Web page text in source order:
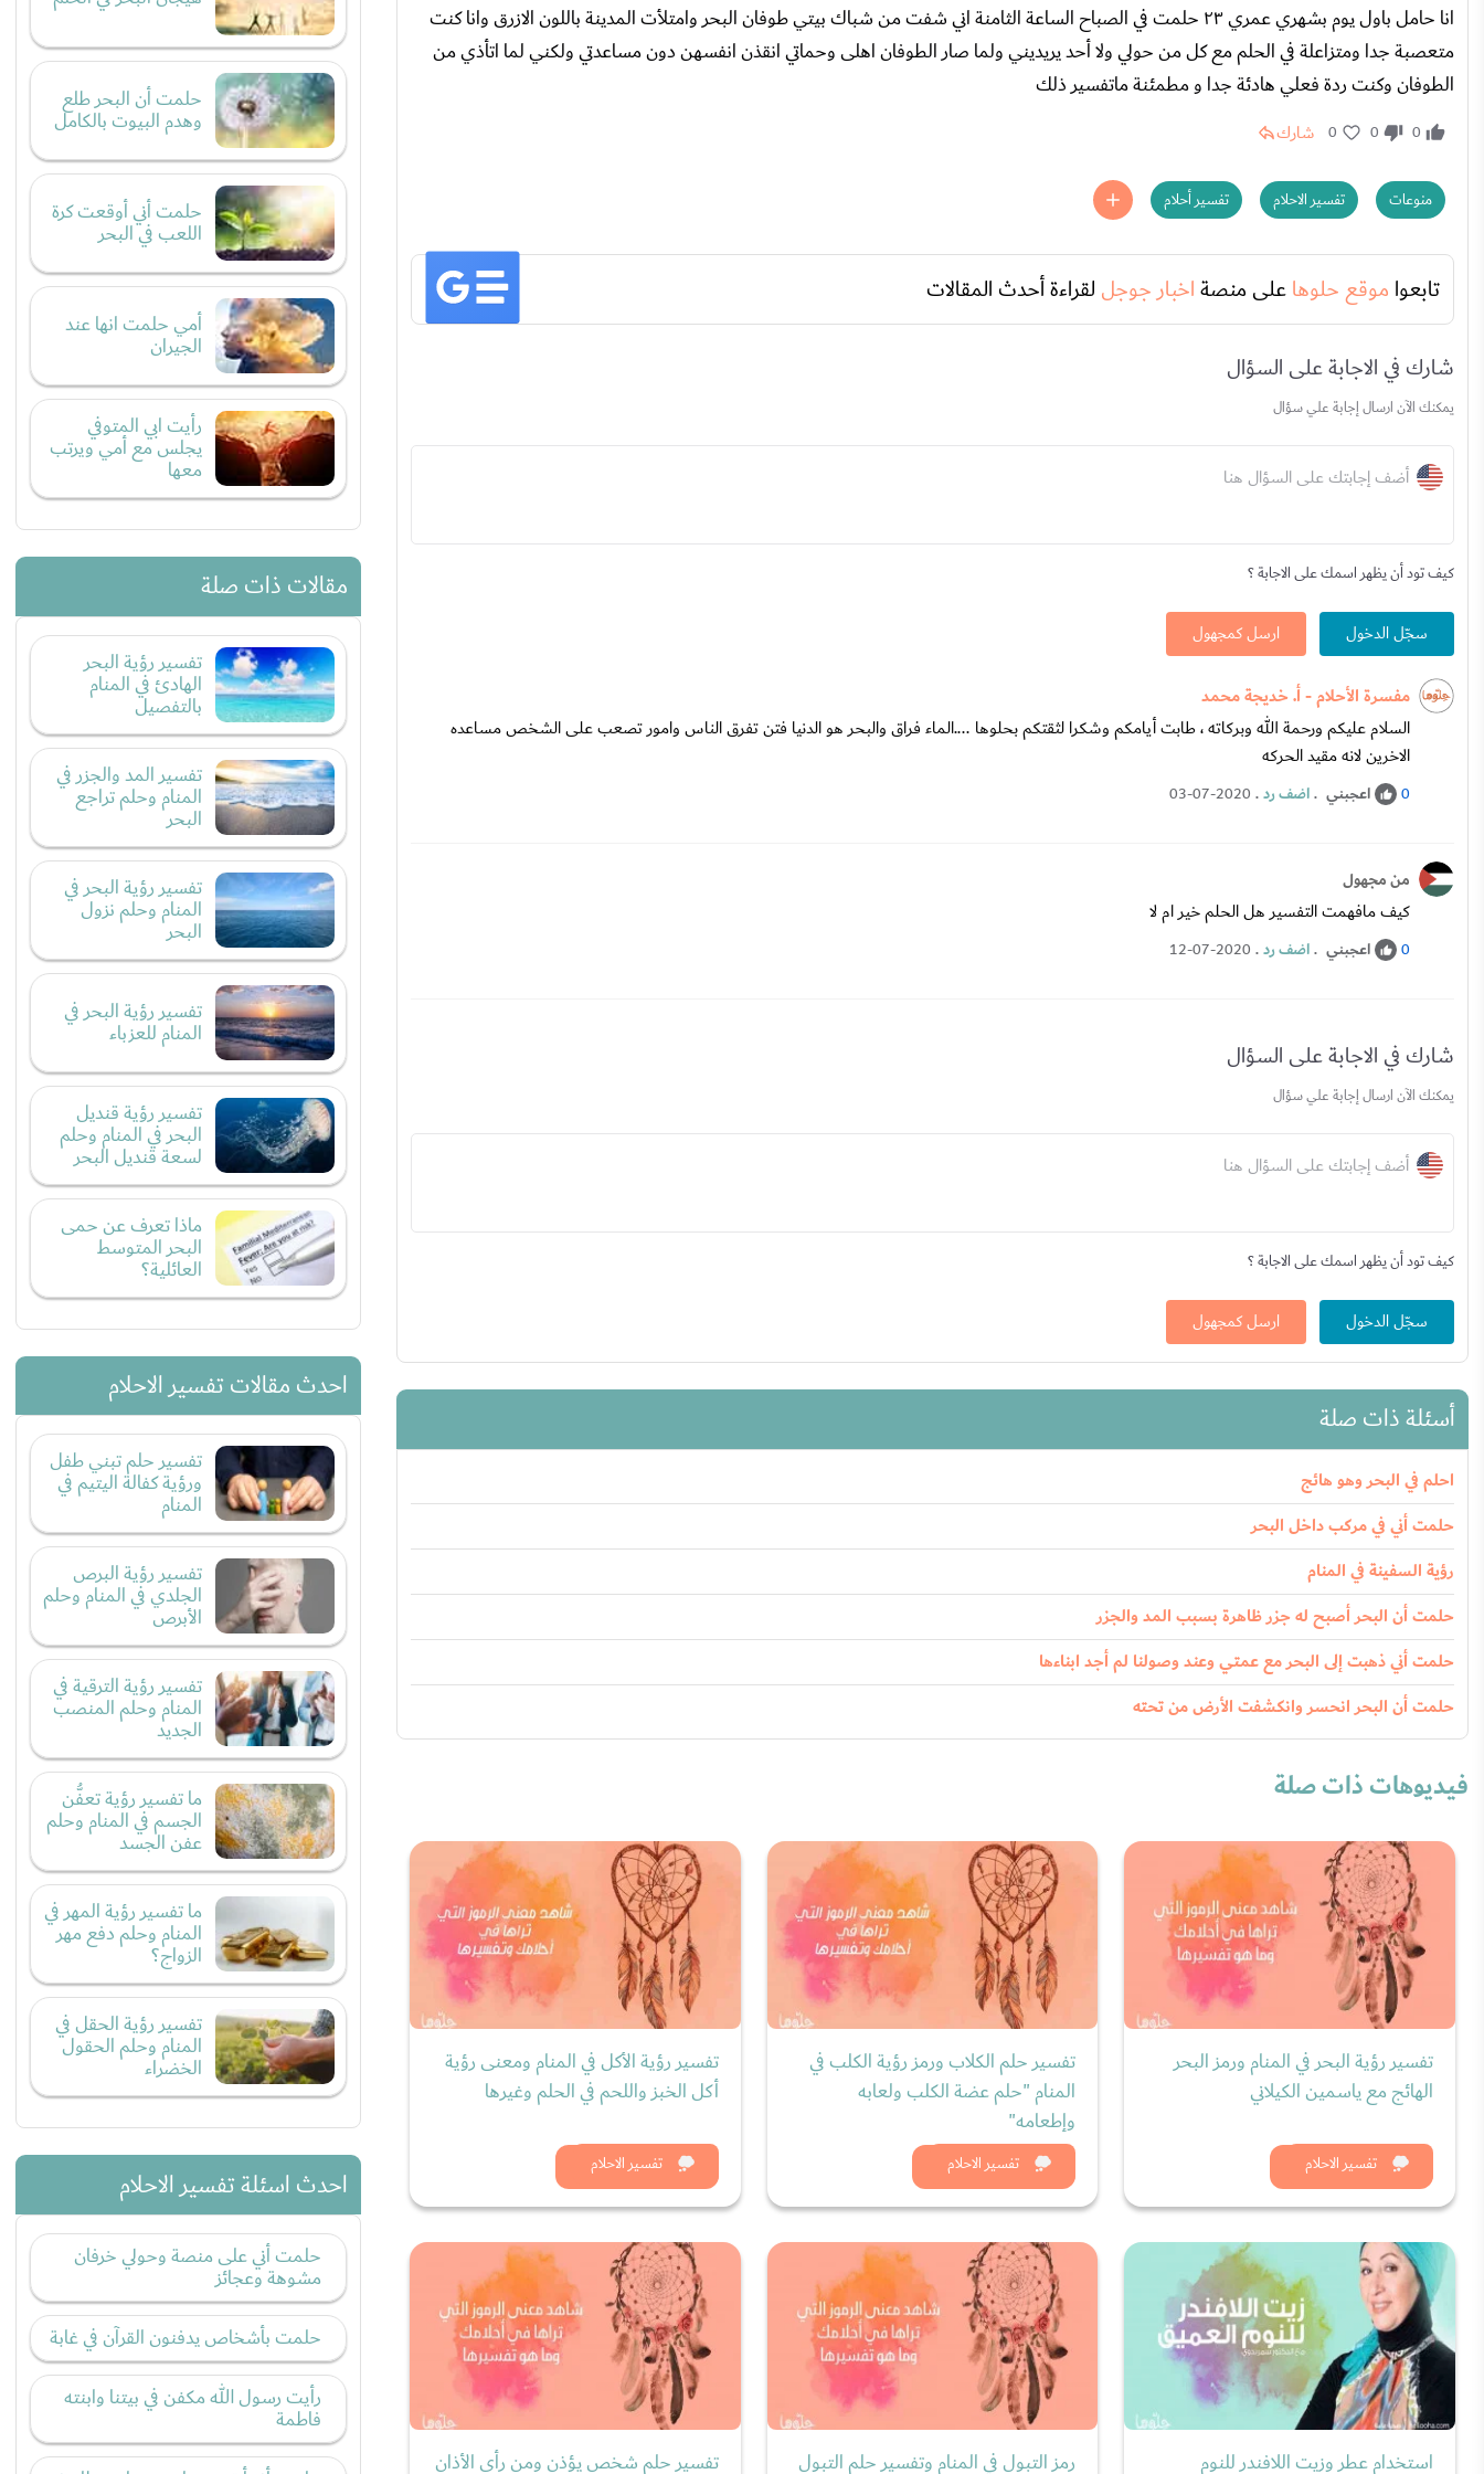
انا حامل باول يوم بشهري عمري ٢٣ حلمت في الصباح الساعة الثامنة اني شفت من شباك بيتي طوفان البحر وامتلأت المدينة باللون الازرق وانا كنت
متعصبة جدا ومتزاعلة في الحلم مع كل من حولي ولا أحد يريديني ولما صار الطوفان اهلى وحماتي انقذن انفسهن دون مساعدتي ولكني لما اتأذي من
الطوفان وكنت ردة فعلي هادئة جدا و مطمئنة ماتفسير ذلك
0
0
0 شارك
منوعات تفسير الاحلام تفسير أحلام
تابعوا موقع حلوهاعلى منصةاخبار جوجل لقراءة أحدث المقالات
شارك في الاجابة على السؤال
يمكنك الآن ارسال إجابة علي سؤال
أضف إجابتك على السؤال هنا
كيف تود أن يظهر اسمك على الاجابة ؟
سجّل الدخول ارسل كمجهول
مفسرة الأحلام - أ. خديجة محمد
السلام عليكم ورحمة الله وبركاته ، طابت أيامكم وشكرا لثقتكم بحلوها ....الماء فراق والبحر هو الدنيا فتن تفرق الناس وامور تصعب على الشخص مساعده
الاخرين لانه مقيد الحركه
0 اعجبني .اضف رد.
03-07-2020
من مجهول
كيف مافهمت التفسير هل الحلم خير ام لا
0 اعجبني .اضف رد.
12-07-2020
شارك في الاجابة على السؤال
يمكنك الآن ارسال إجابة علي سؤال
أضف إجابتك على السؤال هنا
كيف تود أن يظهر اسمك على الاجابة ؟
سجّل الدخول ارسل كمجهول
أسئلة ذات صلة
احلم في البحر وهو هائج
حلمت أني في مركب داخل البحر
رؤية السفينة في المنام
حلمت أن البحر أصبح له جزر ظاهرة بسبب المد والجزر
حلمت أني ذهبت إلى البحر مع عمتي وعند وصولنا لم أجد ابناءها
حلمت أن البحر انحسر وانكشفت الأرض من تحته
فيديوهات ذات صلة
تفسير الاحلام
تفسير رؤية البحر في المنام ورمز البحر
الهائج مع ياسمين الكيلاني
شاهد الان تفسير الاحلام
تفسير حلم الكلاب ورمز رؤية الكلب في
المنام "حلم عضة الكلب ولعابه
وإطعامه"
شاهد الان
تفسير الاحلام
تفسير رؤية الأكل في المنام ومعنى رؤية
أكل الخبز واللحم في الحلم وغيرها
شاهد الان
استخدام عطر وزيت اللافندر للنوم
رمز التبول في المنام وتفسير حلم التبول
تفسير حلم شخص يؤذن ومن رأى الأذان
حلمت أن البحر طلع
وهدم البيوت بالكامل
حلمت أني أوقعت كرة
اللعب في البحر
أمي حلمت انها عند
الجيران
رأيت ابي المتوفي
يجلس مع أمي ويرتب
معها
مقالات ذات صلة
تفسير رؤية البحر
الهادئ في المنام
بالتفصيل
تفسير المد والجزر في
المنام وحلم تراجع
البحر
تفسير رؤية البحر في
المنام وحلم نزول
البحر
تفسير رؤية البحر في
المنام للعزباء
تفسير رؤية قنديل
البحر في المنام وحلم
لسعة قنديل البحر
ماذا تعرف عن حمى
البحر المتوسط
العائلية؟
احدث مقالات تفسير الاحلام
تفسير حلم تبني طفل
ورؤية كفالة اليتيم في
المنام
تفسير رؤية البرص
الجلدي في المنام وحلم
الأبرص
تفسير رؤية الترقية في
المنام وحلم المنصب
الجديد
ما تفسير رؤية تعفُّن
الجسم في المنام وحلم
عفن الجسد
ما تفسير رؤية المهر في
المنام وحلم دفع مهر
الزواج؟
تفسير رؤية الحقل في
المنام وحلم الحقول
الخضراء
احدث اسئلة تفسير الاحلام
حلمت أني على منصة وحولي خرفان
مشوهة وعجائز
حلمت بأشخاص يدفنون القرآن في غابة
رأيت رسول الله مكفن في بيتنا وابنته
فاطمة